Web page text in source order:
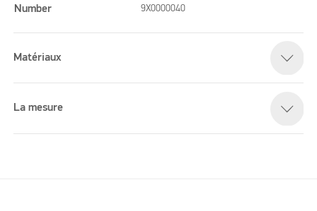
Number 9X0000040
Matériaux
La mesure